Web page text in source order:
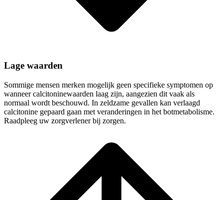
Lage waarden
Sommige mensen merken mogelijk geen specifieke symptomen op
wanneer calcitoninewaarden laag zijn, aangezien dit vaak als
normaal wordt beschouwd. In zeldzame gevallen kan verlaagd
calcitonine gepaard gaan met veranderingen in het botmetabolisme.
Raadpleeg uw zorgverlener bij zorgen.